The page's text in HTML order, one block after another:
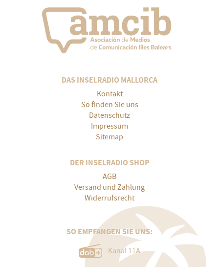
DAS INSELRADIO MALLORCA
Kontakt
So finden Sie uns
Datenschutz
Impressum
Sitemap
DER INSELRADIO SHOP
AGB
Versand und Zahlung
Widerrufsrecht
SO EMPFANGEN SIE UNS:
Kanal 11A